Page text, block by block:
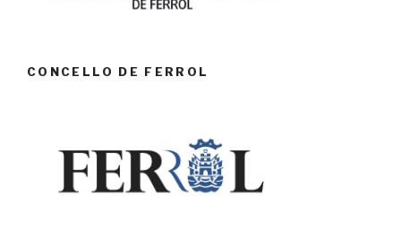
CONCELLO DE FERROL